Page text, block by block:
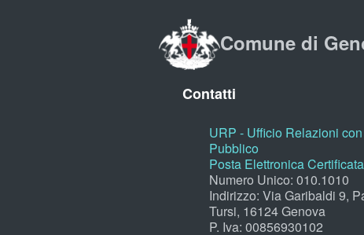
Comune di
Contatti
URP - Ufficio Relazioni
Pubblico
Posta Elettronica Certificata
Numero Unico: 010.1010
Indirizzo: Via Garibaldi 9,
Tursi, 16124 Genova
P. Iva: 00856930102